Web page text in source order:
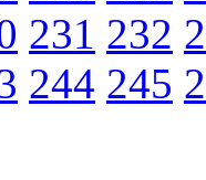
231 232
244 245